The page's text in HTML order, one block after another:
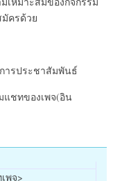
ครด้วย
ารประชาสัมพันธ์
แชทของเพจ(อิน
พจ>